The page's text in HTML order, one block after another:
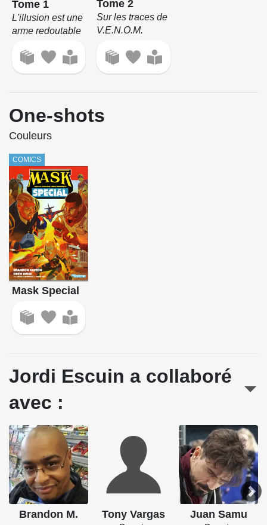
Tome 1
L'illusion est une
arme redoutable
Tome 2
Sur les traces de
V.E.N.O.M.
One-shots
Couleurs
COMICS
Mask Special
Jordi Escuin a collaboré
avec :
Brandon M.
Tony Vargas Juan Samu